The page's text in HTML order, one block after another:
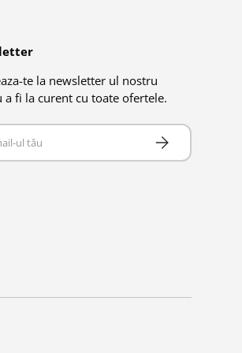
te la newsletter ul nostru
a fi la curent cu toate ofertele.
Abonează-te